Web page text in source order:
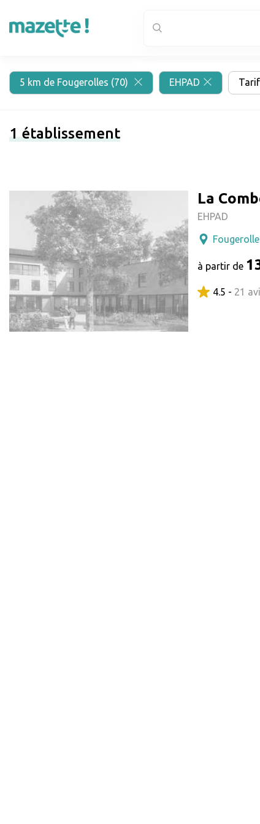
5 km de Fougerolles (70) EHPAD Tarif
1établissement
La
EHPAD
à partir de
4.5 - 21